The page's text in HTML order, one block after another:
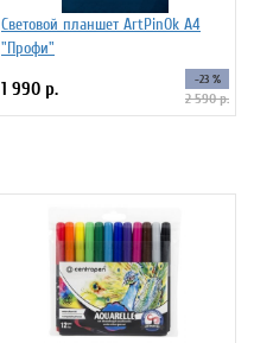
Световой планшет ArtPinOk А4
"Профи"
1 990 р. -23 %
2 590 р.